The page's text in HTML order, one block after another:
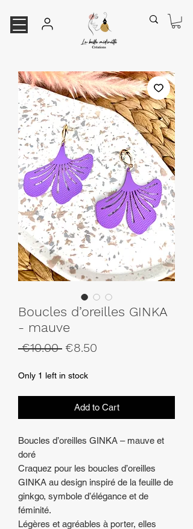
Boucles d’oreilles GINKA
- mauve
€10.00 Regular
€8.50
Only 1 left in stock
Add to Cart
Boucles d’oreilles GINKA – mauve et
doré
Craquez pour les boucles d’oreilles
GINKA au design inspiré de la feuille de
ginkgo, symbole d’élégance et de
féminité.
Légères et agréables à porter, elles